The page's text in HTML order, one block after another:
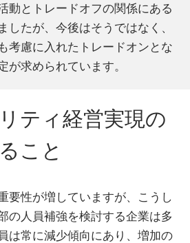
動とトレードオフの関係にある
したが、今後はそうではなく、
考慮に入れたトレードオンとな
が求められています。
ティ経営実現の
こと
要性が増していますが、こうし
の人員補強を検討する企業は多
は常に減少傾向にあり、増加の